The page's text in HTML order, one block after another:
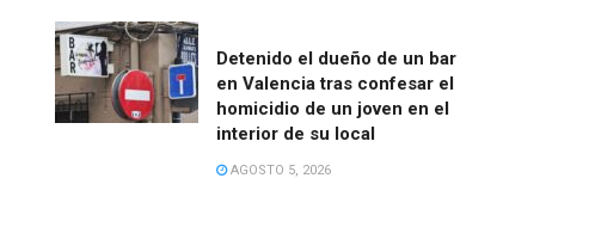
Detenido el dueño de un bar
en Valencia tras confesar el
homicidio de un joven en el
interior de su local
AGOSTO 5, 2026